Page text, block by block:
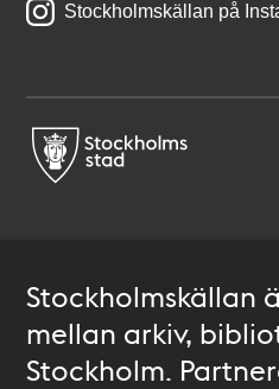
Stockholmskällan på
Stockholmskällan
mellan arkiv,
Stockholm.